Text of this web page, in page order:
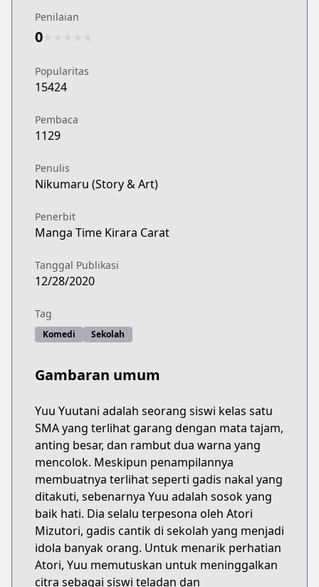
https://www.mangaupdates.com/
https://bookwalker.jp/series/337580
Penilaian
0
Popularitas
15424
Pembaca
1129
Penulis
Nikumaru (Story & Art)
Penerbit
Manga Time Kirara Carat
Tanggal Publikasi
12/28/2020
Tag
Komedi Sekolah
Gambaran umum
Yuu Yuutani adalah seorang siswi kelas satu
SMA yang terlihat garang dengan mata tajam,
anting besar, dan rambut dua warna yang
mencolok. Meskipun penampilannya
membuatnya terlihat seperti gadis nakal yang
ditakuti, sebenarnya Yuu adalah sosok yang
baik hati. Dia selalu terpesona oleh Atori
Mizutori, gadis cantik di sekolah yang menjadi
idola banyak orang. Untuk menarik perhatian
Atori, Yuu memutuskan untuk meninggalkan
citra sebagai siswi teladan dan